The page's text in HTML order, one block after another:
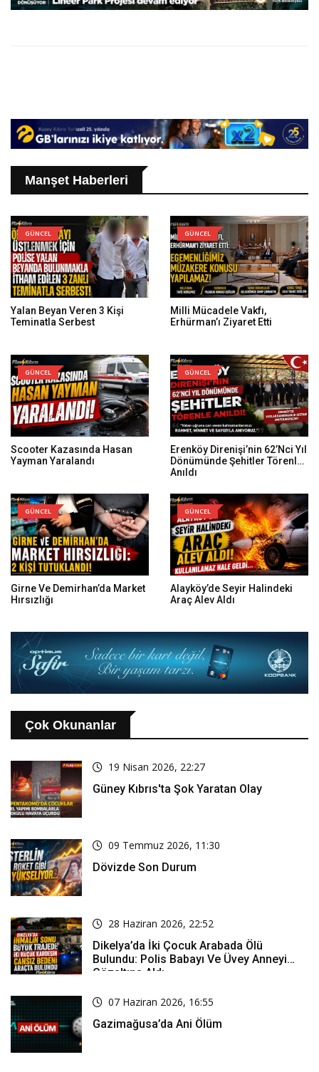
Manşet Haberleri
GÜNCEL
Yalan Beyan Veren 3 Kişi
Teminatla Serbest
GÜNCEL
Milli Mücadele Vakfı,
Erhürman’ı Ziyaret Etti
GÜNCEL
Scooter Kazasında Hasan
Yayman Yaralandı
GÜNCEL
Erenköy Direnişi’nin 62’nci Yıl
Dönümünde Şehitler Törenle
Anıldı
GÜNCEL
Girne Ve Demirhan’da Market
Hırsızlığı
GÜNCEL
Alayköy’de Seyir Halindeki
Araç Alev Aldı
Çok Okunanlar
19 Nisan 2026, 22:27
Güney Kıbrıs'ta Şok Yaratan Olay
09 Temmuz 2026, 11:30
Dövizde Son Durum
28 Haziran 2026, 22:52
Dikelya’da İki Çocuk Arabada Ölü
Bulundu: Polis Babayı Ve Üvey Anneyi
Gözaltına Aldı
07 Haziran 2026, 16:55
Gazimağusa’da Ani Ölüm